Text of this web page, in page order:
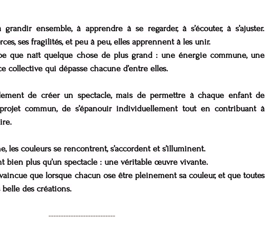
grandir ensemble, à apprendre à se regarder, à s’écouter, à s’ajuster.
ses fragilités, et peu à peu, elles apprennent à les unir.
que naît quelque chose de plus grand : une énergie commune, une
collective qui dépasse chacune d’entre elles.
de créer un spectacle, mais de permettre à chaque enfant de
commun, de s’épanouir individuellement tout en contribuant à
les couleurs se rencontrent, s’accordent et s’illuminent.
bien plus qu’un spectacle : une véritable œuvre vivante.
que lorsque chacun ose être pleinement sa couleur, et que toutes
des créations.
---------------------------